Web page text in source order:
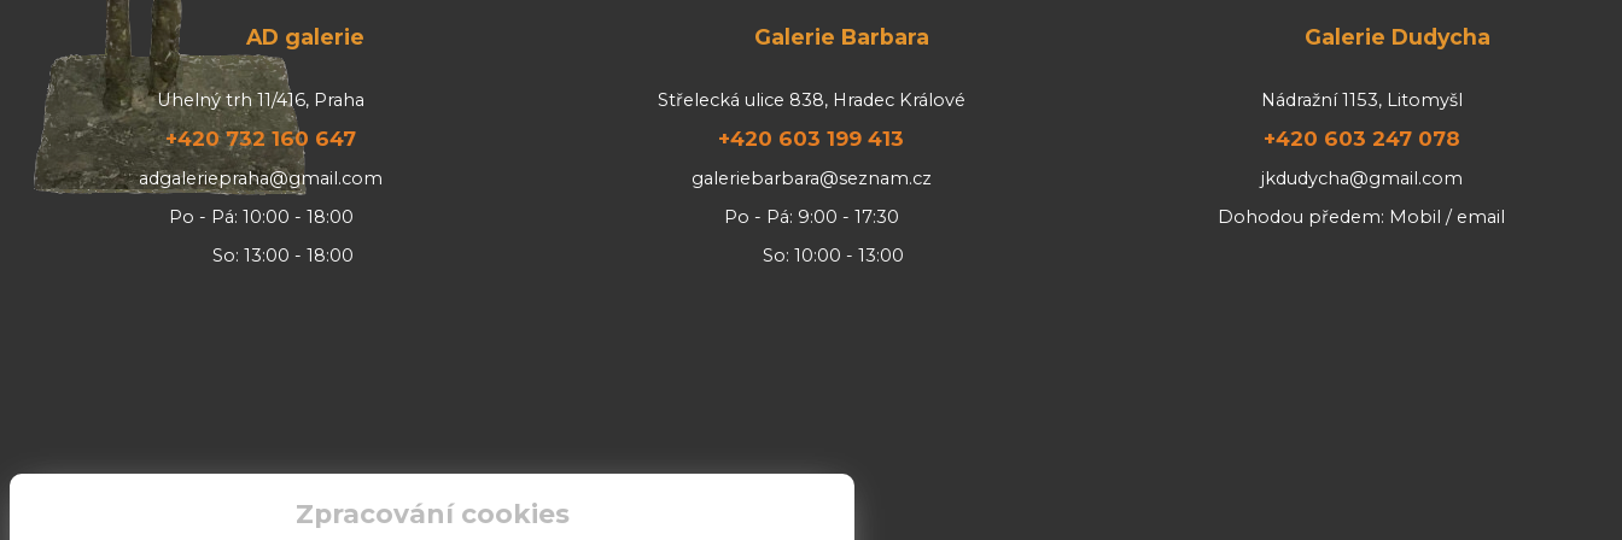
AD galerie
Uhelný trh 11/416, Praha
+420 732 160 647
adgaleriepraha@gmail.com
Po - Pá: 10:00 - 18:00
So: 13:00 - 18:00
Galerie Barbara
Střelecká ulice 838, Hradec Králové
+420 603 199 413
galeriebarbara@seznam.cz
Po - Pá: 9:00 - 17:30
So: 10:00 - 13:00
Galerie Dudycha
Nádražní 1153, Litomyšl
+420 603 247 078
jkdudycha@gmail.com
Dohodou předem: Mobil / email
Zpracování cookies